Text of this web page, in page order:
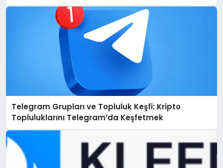
Telegram Grupları ve Topluluk Keşfi: Kripto
Topluluklarını Telegram’da Keşfetmek